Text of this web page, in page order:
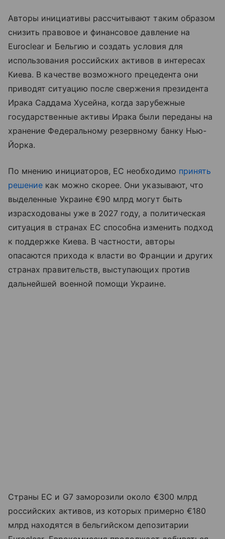
Авторы инициативы рассчитывают таким образом
снизить правовое и финансовое давление на
Euroclear и Бельгию и создать условия для
использования российских активов в интересах
Киева. В качестве возможного прецедента они
приводят ситуацию после свержения президента
Ирака Саддама Хусейна, когда зарубежные
государственные активы Ирака были переданы на
хранение Федеральному резервному банку Нью-
Йорка.
По мнению инициаторов, ЕС необходимо принять
решение как можно скорее. Они указывают, что
выделенные Украине €90 млрд могут быть
израсходованы уже в 2027 году, а политическая
ситуация в странах ЕС способна изменить подход
к поддержке Киева. В частности, авторы
опасаются прихода к власти во Франции и других
странах правительств, выступающих против
дальнейшей военной помощи Украине.
Страны ЕС и G7 заморозили около €300 млрд
российских активов, из которых примерно €180
млрд находятся в бельгийском депозитарии